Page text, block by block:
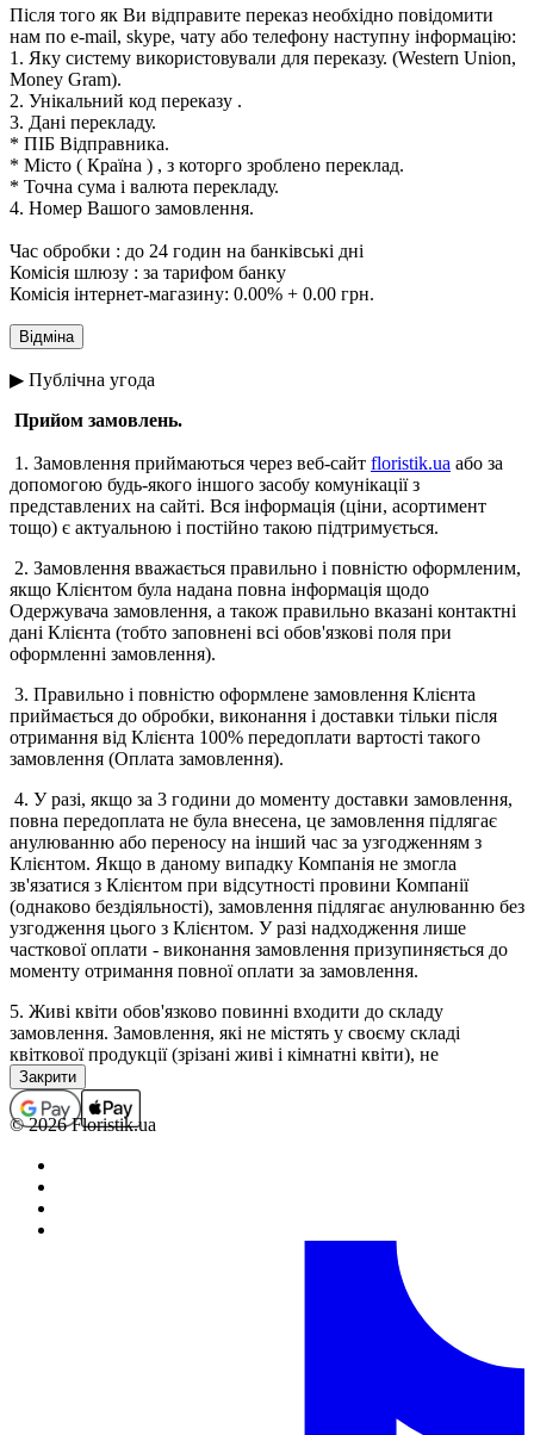
Після того як Ви відправите переказ необхідно повідомити
нам по e-mail, skype, чату або телефону наступну інформацію:
1. Яку систему використовували для переказу. (Western Union,
Money Gram).
2. Унікальний код переказу .
3. Дані перекладу.
* ПІБ Відправника.
* Місто ( Країна ) , з которго зроблено переклад.
* Точна сума і валюта перекладу.
4. Номер Вашого замовлення.
Час обробки : до 24 годин на банківські дні
Комісія шлюзу : за тарифом банку
Комісія інтернет-магазину: 0.00% + 0.00 грн.
▶ Публічна угода
Прийом замовлень.
1. Замовлення приймаються через веб-сайт floristik.ua або за
допомогою будь-якого іншого засобу комунікації з
представлених на сайті. Вся інформація (ціни, асортимент
тощо) є актуальною і постійно такою підтримується.
2. Замовлення вважається правильно і повністю оформленим,
якщо Клієнтом була надана повна інформація щодо
Одержувача замовлення, а також правильно вказані контактні
дані Клієнта (тобто заповнені всі обов'язкові поля при
оформленні замовлення).
3. Правильно і повністю оформлене замовлення Клієнта
приймається до обробки, виконання і доставки тільки після
отримання від Клієнта 100% передоплати вартості такого
замовлення (Оплата замовлення).
4. У разі, якщо за 3 години до моменту доставки замовлення,
повна передоплата не була внесена, це замовлення підлягає
анулюванню або переносу на інший час за узгодженням з
Клієнтом. Якщо в даному випадку Компанія не змогла
зв'язатися з Клієнтом при відсутності провини Компанії
(однаково бездіяльності), замовлення підлягає анулюванню без
узгодження цього з Клієнтом. У разі надходження лише
часткової оплати - виконання замовлення призупиняється до
моменту отримання повної оплати за замовлення.
5. Живі квіти обов'язково повинні входити до складу
замовлення. Замовлення, які не містять у своєму складі
квіткової продукції (зрізані живі і кімнатні квіти), не
приймаються, а помилково прийняті підлягають анулюванню
(з поверненням коштів, якщо замовлення було оплачено). В
окремих випадках виконання замовлень, які не містять у
попереднім погодженням з менеджером.
6. Повністю оформленим і прийнятим до виконання,
вважається замовлення зі статусом "Сплачено".
1. Кожному замовленню присвоюється певний статус, який
© 2026 Floristik.ua